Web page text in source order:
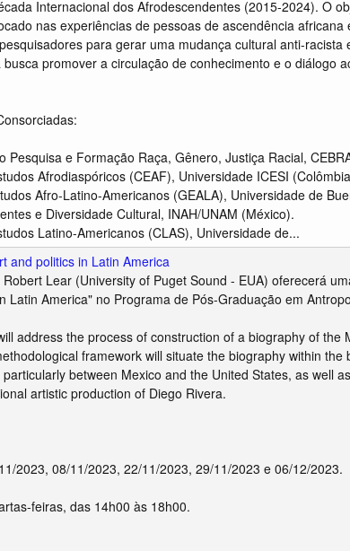
Internacional dos Afrodescendentes (2015-2024). O
nas experiências de pessoas de ascendência
para gerar uma mudança cultural anti-
busca promover a circulação de conhecimento e o diálogo
Pesquisa e Formação Raça, Gênero, Justiça Racial,
Afrodiaspóricos (CEAF), Universidade ICESI
Afro-Latino-Americanos (GEALA), Universidade de
e Diversidade Cultural, INAH/UNAM (México).
Latino-Americanos (CLAS), Universidade de...
and politics in Latin America
Lear (University of Puget Sound - EUA) oferecerá
Latin America" no Programa de Pós-Graduação em
address the process of construction of a biography of the
framework will situate the biography within
between Mexico and the United States, as well
artistic production of Diego Rivera.
2023, 08/11/2023, 22/11/2023, 29/11/2023 e 06/12/2023.
feiras, das 14h00 às 18h00.